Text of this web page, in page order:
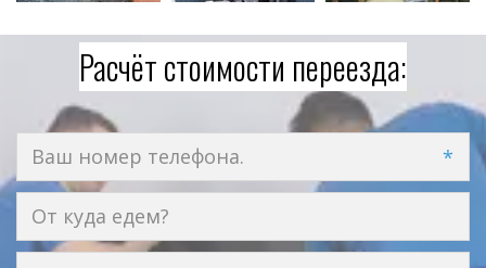
Расчёт стоимости переезда:
*